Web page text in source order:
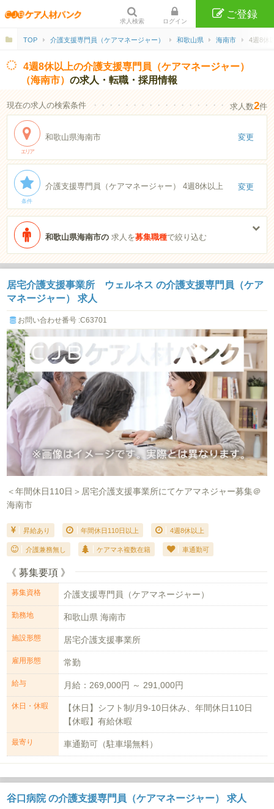
求人検索 ログイン
ご登録
TOP 介護支援専門員（ケアマネージャー） 和歌山県 海南市 4週8休
4週8休以上の介護支援専門員（ケアマネージャー）
（海南市）の求人・転職・採用情報
現在の求人の検索条件 ・・・・・・・・・・・・・・・・・・・・・・
求人数2件
エリア
和歌山県海南市 変更
条件
介護支援専門員（ケアマネージャー） 4週8休以上 変更
和歌山県海南市の求人を募集職種で絞り込む
居宅介護支援事業所 ウェルネス の介護支援専門員（ケア
マネージャー） 求人
お問い合わせ番号 :C63701
＜年間休日110日＞居宅介護支援事業所にてケアマネジャー募集＠
海南市
昇給あり 年間休日110日以上 4週8休以上
介護兼務無し ケアマネ複数在籍 車通勤可
《 募集要項 》
募集資格 介護支援専門員（ケアマネージャー）
勤務地 和歌山県 海南市
施設形態 居宅介護支援事業所
雇用形態 常勤
給与 月給：269,000円 ～ 291,000円
休日・休暇
【休日】シフト制/月9-10日休み、年間休日110日
【休暇】有給休暇
最寄り 車通勤可（駐車場無料）
谷口病院 の介護支援専門員（ケアマネージャー） 求人